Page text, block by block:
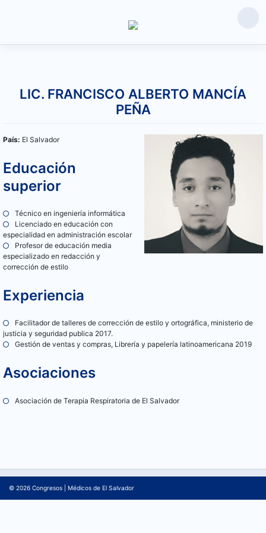
contenidoLIC. FRANCISCO ALBERTO MANCÍA
PEÑA
País: El Salvador
Educación
superior
Técnico en ingeniería informática
Licenciado en educación con
especialidad en administración escolar
Profesor de educación media
especializado en redacción y
corrección de estilo
Experiencia
Facilitador de talleres de corrección de estilo y ortográfica, ministerio de
justicia y seguridad publica 2017.
Gestión de ventas y compras, Librería y papelería latinoamericana 2019
Asociaciones
Asociación de Terapia Respiratoria de El Salvador
© 2026 Congresos Médicos de El Salvador